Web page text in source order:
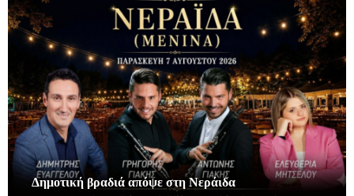
Δημοτική βραδιά απόψε στη Νεράιδα